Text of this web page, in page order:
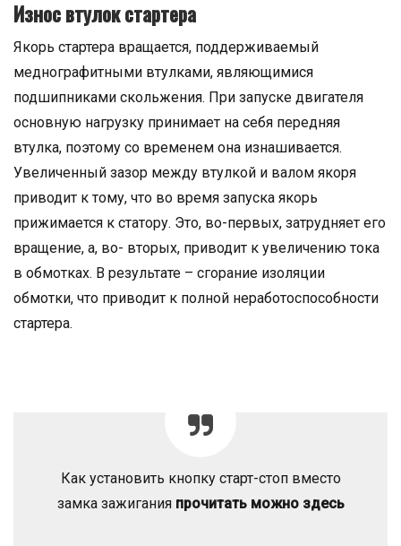
Износ втулок стартера
Якорь стартера вращается, поддерживаемый
меднографитными втулками, являющимися
подшипниками скольжения. При запуске двигателя
основную нагрузку принимает на себя передняя
втулка, поэтому со временем она изнашивается.
Увеличенный зазор между втулкой и валом якоря
приводит к тому, что во время запуска якорь
прижимается к статору. Это, во-первых, затрудняет его
вращение, а, во- вторых, приводит к увеличению тока
в обмотках. В результате – сгорание изоляции
обмотки, что приводит к полной неработоспособности
стартера.
Как установить кнопку старт-стоп вместо
замка зажигания прочитать можно здесь